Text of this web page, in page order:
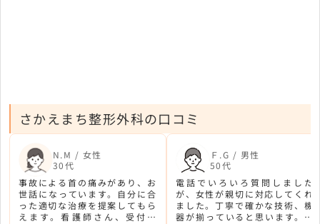
さかえまち整形外科の口コミ
N.M / 女性
30代
事故による首の痛みがあり、お
世話になっています。自分に合
った適切な治療を提案してもら
えます。看護師さん、受付の
Ｆ.G / 男性
50代
電話でいろいろ質問しました
が、女性が親切に対応してくれ
ました。丁寧で確かな技術、機
器が揃っていると思います。学